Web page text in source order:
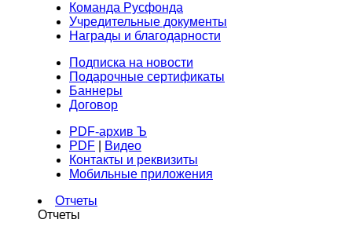
Команда Русфонда
Учредительные документы
Награды и благодарности
Подписка на новости
Подарочные сертификаты
Баннеры
Договор
PDF-архив Ъ
PDF
Видео
Контакты и реквизиты
Мобильные приложения
Отчеты
Отчеты